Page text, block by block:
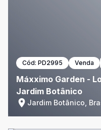
Cód: PD2995 Venda
Máxximo Garden -
Jardim Botânico
Jardim Botânico,